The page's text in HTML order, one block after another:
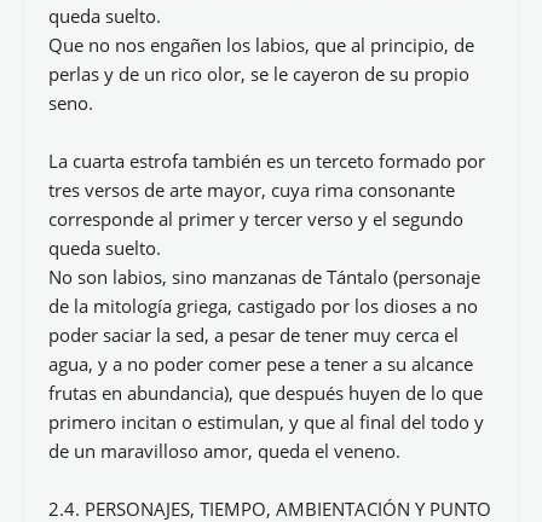
queda suelto.
Que no nos engañen los labios, que al principio, de
perlas y de un rico olor, se le cayeron de su propio
seno.
La cuarta estrofa también es un terceto formado por
tres versos de arte mayor, cuya rima consonante
corresponde al primer y tercer verso y el segundo
queda suelto.
No son labios, sino manzanas de Tántalo (personaje
de la mitología griega, castigado por los dioses a no
poder saciar la sed, a pesar de tener muy cerca el
agua, y a no poder comer pese a tener a su alcance
frutas en abundancia), que después huyen de lo que
primero incitan o estimulan, y que al final del todo y
de un maravilloso amor, queda el veneno.
2.4. PERSONAJES, TIEMPO, AMBIENTACIÓN Y PUNTO